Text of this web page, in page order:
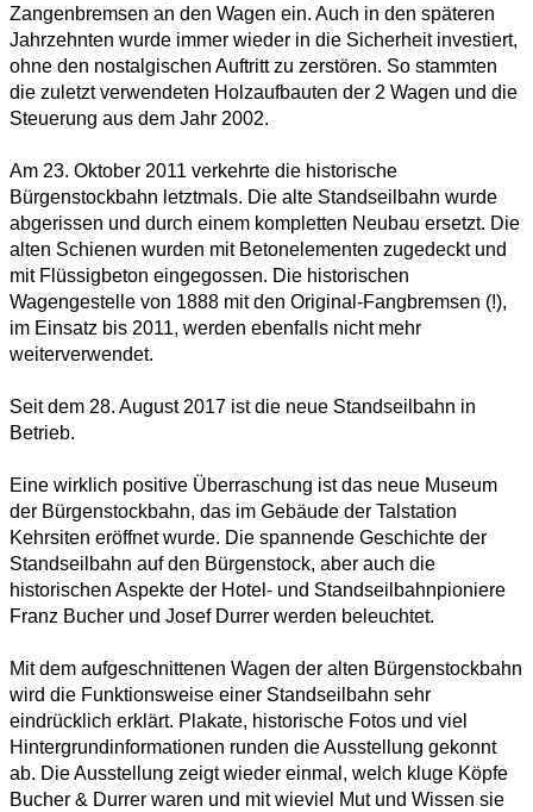
Zangenbremsen an den Wagen ein. Auch in den späteren
Jahrzehnten wurde immer wieder in die Sicherheit investiert,
ohne den nostalgischen Auftritt zu zerstören. So stammten
die zuletzt verwendeten Holzaufbauten der 2 Wagen und die
Steuerung aus dem Jahr 2002.
Am 23. Oktober 2011 verkehrte die historische
Bürgenstockbahn letztmals. Die alte Standseilbahn wurde
abgerissen und durch einem kompletten Neubau ersetzt. Die
alten Schienen wurden mit Betonelementen zugedeckt und
mit Flüssigbeton eingegossen. Die historischen
Wagengestelle von 1888 mit den Original-Fangbremsen (!),
im Einsatz bis 2011, werden ebenfalls nicht mehr
weiterverwendet.
Seit dem 28. August 2017 ist die neue Standseilbahn in
Betrieb.
Eine wirklich positive Überraschung ist das neue Museum
der Bürgenstockbahn, das im Gebäude der Talstation
Kehrsiten eröffnet wurde. Die spannende Geschichte der
Standseilbahn auf den Bürgenstock, aber auch die
historischen Aspekte der Hotel- und Standseilbahnpioniere
Franz Bucher und Josef Durrer werden beleuchtet.
Mit dem aufgeschnittenen Wagen der alten Bürgenstockbahn
wird die Funktionsweise einer Standseilbahn sehr
eindrücklich erklärt. Plakate, historische Fotos und viel
Hintergrundinformationen runden die Ausstellung gekonnt
ab. Die Ausstellung zeigt wieder einmal, welch kluge Köpfe
Bucher & Durrer waren und mit wieviel Mut und Wissen sie